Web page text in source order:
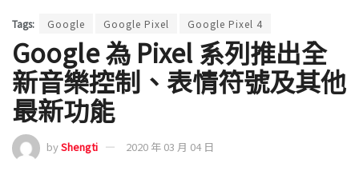
Tags: Google Google Pixel Google Pixel 4
Google 為 Pixel 系列推出全
新音樂控制、表情符號及其他
最新功能
byShengti 2020 年 03 月 04 日